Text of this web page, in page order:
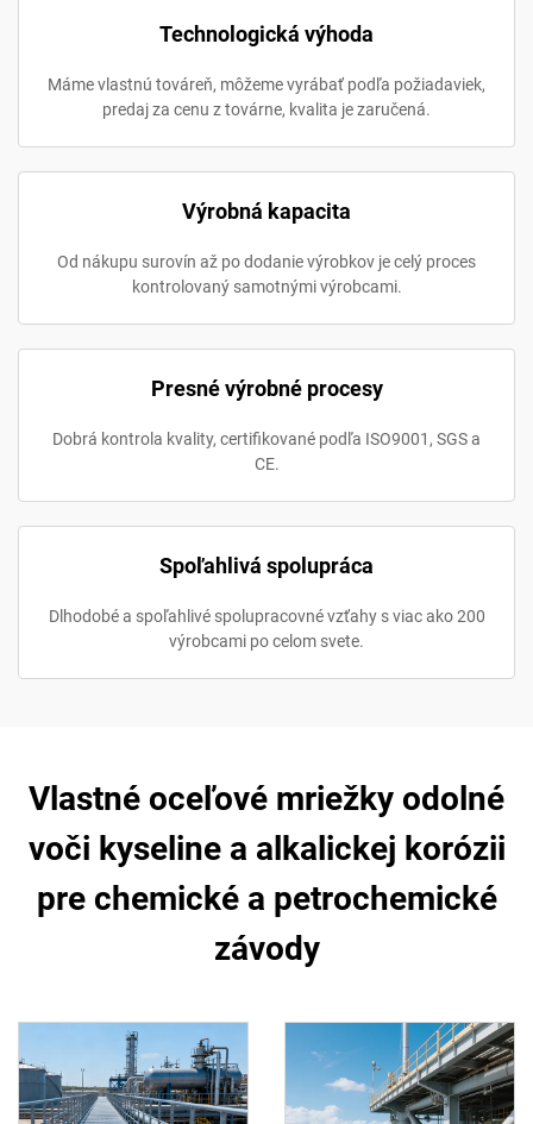
Technologická výhoda
Máme vlastnú továreň, môžeme vyrábať podľa požiadaviek,
predaj za cenu z továrne, kvalita je zaručená.
Výrobná kapacita
Od nákupu surovín až po dodanie výrobkov je celý proces
kontrolovaný samotnými výrobcami.
Presné výrobné procesy
Dobrá kontrola kvality, certifikované podľa ISO9001, SGS a
CE.
Spoľahlivá spolupráca
Dlhodobé a spoľahlivé spolupracovné vzťahy s viac ako 200
výrobcami po celom svete.
Vlastné oceľové mriežky odolné
voči kyseline a alkalickej korózii
pre chemické a petrochemické
závody